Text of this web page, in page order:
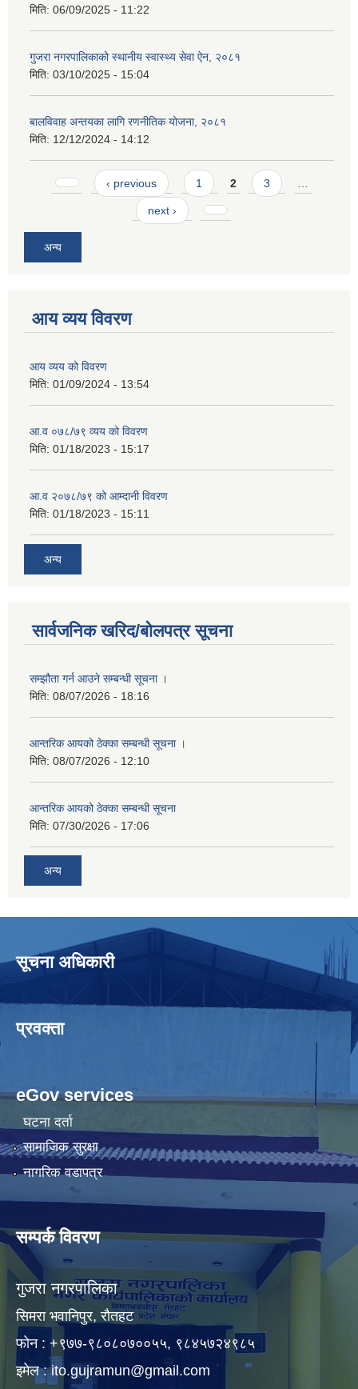
मिति: 06/09/2025 - 11:22
गुजरा नगरपालिकाको स्थानीय स्वास्थ्य सेवा ऐन, २०८१
मिति: 03/10/2025 - 15:04
बालविवाह अन्तयका लागि रणनीतिक योजना, २०८१
मिति: 12/12/2024 - 14:12
Pages ‹ previous 1 2 3
next ›
अन्य
आय व्यय विवरण
आय व्यय को विवरण
मिति: 01/09/2024 - 13:54
आ.व ०७८/७९ व्यय को विवरण
मिति: 01/18/2023 - 15:17
आ.व २०७८/७९ को आम्दानी विवरण
मिति: 01/18/2023 - 15:11
अन्य
सार्वजनिक खरिद/बोलपत्र सूचना
सम्झौता गर्न आउने सम्बन्धी सूचना ।
मिति: 08/07/2026 - 18:16
आन्तरिक आयको ठेक्का सम्बन्धी सूचना ।
मिति: 08/07/2026 - 12:10
आन्तरिक आयको ठेक्का सम्बन्धी सूचना
मिति: 07/30/2026 - 17:06
अन्य
सूचना अधिकारी
प्रवक्ता
eGov services
घटना दर्ता
सामाजिक सुरक्षा
नागरिक वडापत्र
सम्पर्क विवरण
गुजरा नगरपालिका
सिमरा भवानिपुर, राैतहट
फाेन : +९७७-९८०८०७००५५, ९८४५७२४९८५
इमेल :ito.gujramun@gmail.com